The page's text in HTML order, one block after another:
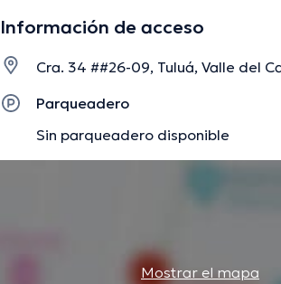
compartido en cuantiosas conferencias
especialización y ha publicado
finalizar, el profesional de la salud
en su consultorio.
Información de acceso
Cra. 34 ##26-09, Tuluá, Valle del
Parqueadero
Sin parqueadero disponible
Mostrar el mapa